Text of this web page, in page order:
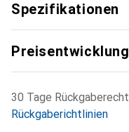
Spezifikationen
Preisentwicklung
30 Tage Rückgaberecht
Rückgaberichtlinien